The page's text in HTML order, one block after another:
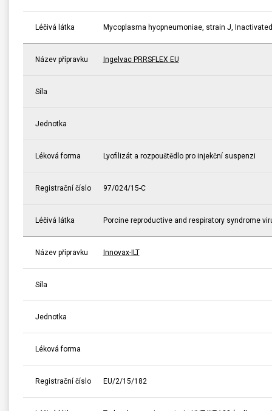
Léčivá látka Mycoplasma hyopneumoniae, strain J, Inactivated
Název přípravku Ingelvac PRRSFLEX EU
Síla
Jednotka
Léková forma Lyofilizát a rozpouštědlo pro injekční suspenzi
Registrační číslo 97/024/15-C
Léčivá látka Porcine reproductive and respiratory syndrome
Název přípravku Innovax-ILT
Síla
Jednotka
Léková forma
Registrační číslo EU/2/15/182